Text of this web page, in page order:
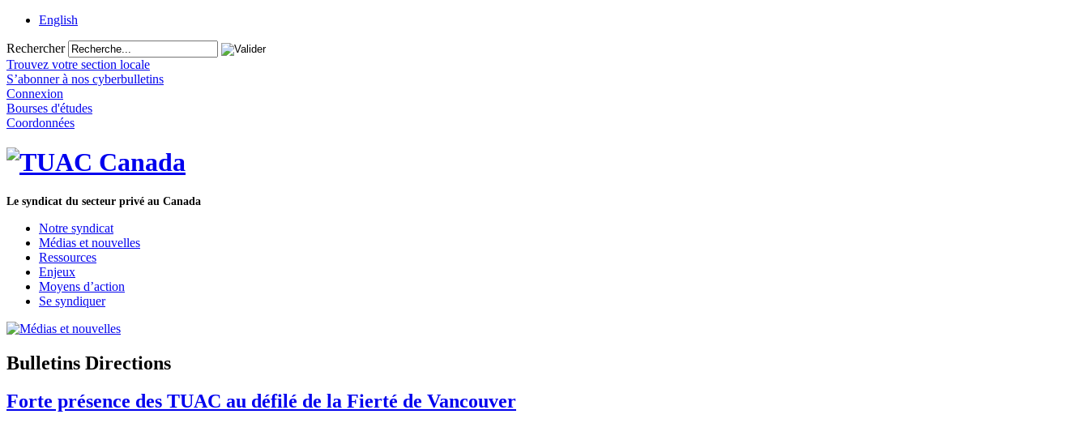
English
Rechercher
Trouvez votre section locale
S’abonner à nos cyberbulletins
Connexion
Bourses d'études
Coordonnées
Le syndicat du secteur privé au Canada
Notre syndicat
Médias et nouvelles
Ressources
Enjeux
Moyens d’action
Se syndiquer
Bulletins Directions
Forte présence des TUAC au défilé de la Fierté de Vancouver